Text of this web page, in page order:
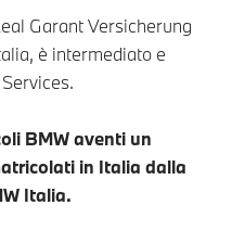
Garant Versicherung
è intermediato e
BMW aventi un
in Italia dalla
Italia.